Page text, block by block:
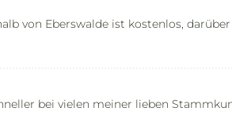
von Eberswalde ist kostenlos, darüber
bei vielen meiner lieben